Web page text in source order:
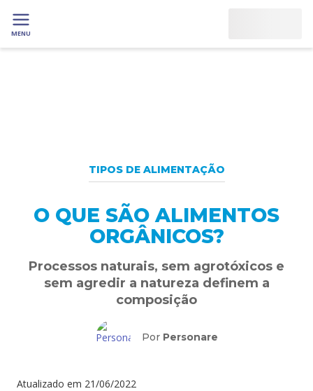
MENU
TIPOS DE ALIMENTAÇÃO
O QUE SÃO ALIMENTOS
ORGÂNICOS?
Processos naturais, sem agrotóxicos e
sem agredir a natureza definem a
composição
Por Personare
Atualizado em 21/06/2022